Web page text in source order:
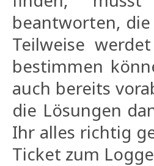
beantworten,
Teilweise
bestimmen
auch bereits
die Lösungen
Ihr alles richtig
Ticket zum